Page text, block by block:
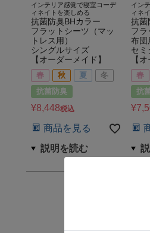
インテリア感覚で寝室コーデ
ィネイトを楽しめる
抗菌防臭BHカラー
フラットシーツ（マッ
トレス用）
シングルサイズ
【オーダーメイド】
春 秋 夏
冬
抗菌防臭
¥8,448税込
商品を見る
イン
ィネ
抗菌
フラ
布団
セミ
【
春
抗
¥